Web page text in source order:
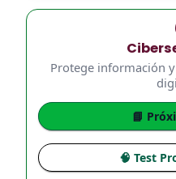
Protege información
📘
🧠 Test